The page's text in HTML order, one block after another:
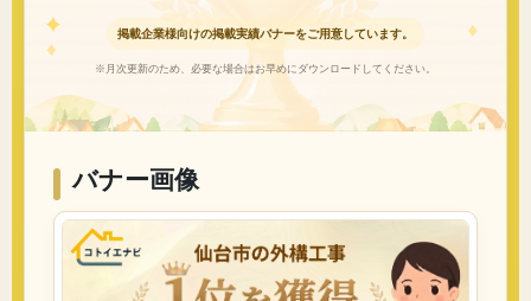
掲載企業様向けの掲載実績バナーをご用意しています。
※月次更新のため、必要な場合はお早めにダウンロードしてください。
バナー画像